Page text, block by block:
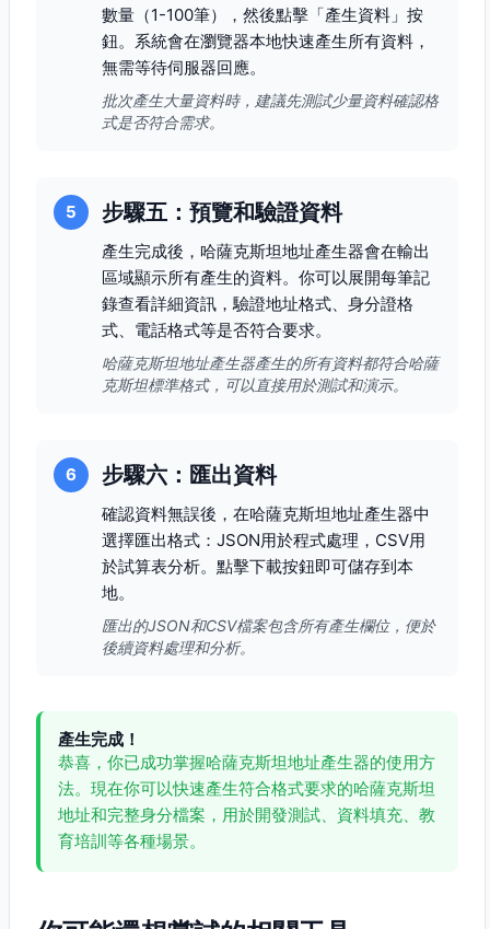
數量（1-100筆），然後點擊「產生資料」按
鈕。系統會在瀏覽器本地快速產生所有資料，
無需等待伺服器回應。
批次產生大量資料時，建議先測試少量資料確認格
式是否符合需求。
5 步驟五：預覽和驗證資料
產生完成後，哈薩克斯坦地址產生器會在輸出
區域顯示所有產生的資料。你可以展開每筆記
錄查看詳細資訊，驗證地址格式、身分證格
式、電話格式等是否符合要求。
哈薩克斯坦地址產生器產生的所有資料都符合哈薩
克斯坦標準格式，可以直接用於測試和演示。
6 步驟六：匯出資料
確認資料無誤後，在哈薩克斯坦地址產生器中
選擇匯出格式：JSON用於程式處理，CSV用
於試算表分析。點擊下載按鈕即可儲存到本
地。
匯出的JSON和CSV檔案包含所有產生欄位，便於
後續資料處理和分析。
產生完成！
恭喜，你已成功掌握哈薩克斯坦地址產生器的使用方
法。現在你可以快速產生符合格式要求的哈薩克斯坦
地址和完整身分檔案，用於開發測試、資料填充、教
育培訓等各種場景。